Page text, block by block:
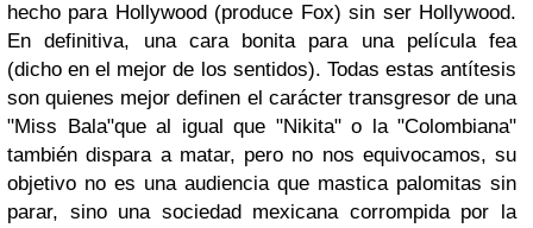
hecho para Hollywood (produce Fox) sin ser Hollywood.
En definitiva, una cara bonita para una película fea
(dicho en el mejor de los sentidos). Todas estas antítesis
son quienes mejor definen el carácter transgresor de una
"Miss Bala"que al igual que "Nikita" o la "Colombiana"
también dispara a matar, pero no nos equivocamos, su
objetivo no es una audiencia que mastica palomitas sin
parar, sino una sociedad mexicana corrompida por la